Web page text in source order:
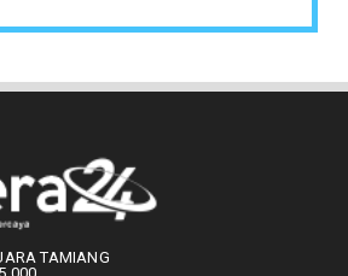
ACEH TAMIANG
Tamiang Libatka...
Tamiang dan PMI Aceh
Tangan Percepa...
TAMIANG